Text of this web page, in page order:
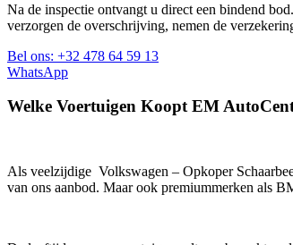
Na de inspectie ontvangt u direct een bindend
verzorgen de overschrijving, nemen de
Bel ons: +32 478 64 59 13
WhatsApp
Welke Voertuigen Koopt EM
Als veelzijdige Volkswagen – Opkoper
van ons aanbod. Maar ook premiummerken als